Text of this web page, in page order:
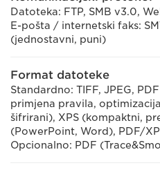
Datoteka: FTP, SMB v3.0,
E-pošta / internetski faks:
(jednostavni, puni)
Format datoteke
Standardno: TIFF, JPEG,
primjena pravila,
šifrirani), XPS (kompaktni,
(PowerPoint, Word), PDF/
Opcionalno: PDF